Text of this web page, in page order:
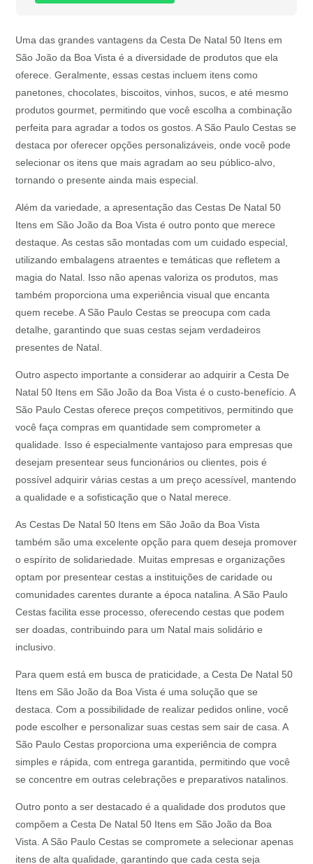
Uma das grandes vantagens da Cesta De Natal 50 Itens em
São João da Boa Vista é a diversidade de produtos que ela
oferece. Geralmente, essas cestas incluem itens como
panetones, chocolates, biscoitos, vinhos, sucos, e até mesmo
produtos gourmet, permitindo que você escolha a combinação
perfeita para agradar a todos os gostos. A São Paulo Cestas se
destaca por oferecer opções personalizáveis, onde você pode
selecionar os itens que mais agradam ao seu público-alvo,
tornando o presente ainda mais especial.
Além da variedade, a apresentação das Cestas De Natal 50
Itens em São João da Boa Vista é outro ponto que merece
destaque. As cestas são montadas com um cuidado especial,
utilizando embalagens atraentes e temáticas que refletem a
magia do Natal. Isso não apenas valoriza os produtos, mas
também proporciona uma experiência visual que encanta
quem recebe. A São Paulo Cestas se preocupa com cada
detalhe, garantindo que suas cestas sejam verdadeiros
presentes de Natal.
Outro aspecto importante a considerar ao adquirir a Cesta De
Natal 50 Itens em São João da Boa Vista é o custo-benefício. A
São Paulo Cestas oferece preços competitivos, permitindo que
você faça compras em quantidade sem comprometer a
qualidade. Isso é especialmente vantajoso para empresas que
desejam presentear seus funcionários ou clientes, pois é
possível adquirir várias cestas a um preço acessível, mantendo
a qualidade e a sofisticação que o Natal merece.
As Cestas De Natal 50 Itens em São João da Boa Vista
também são uma excelente opção para quem deseja promover
o espírito de solidariedade. Muitas empresas e organizações
optam por presentear cestas a instituições de caridade ou
comunidades carentes durante a época natalina. A São Paulo
Cestas facilita esse processo, oferecendo cestas que podem
ser doadas, contribuindo para um Natal mais solidário e
inclusivo.
Para quem está em busca de praticidade, a Cesta De Natal 50
Itens em São João da Boa Vista é uma solução que se
destaca. Com a possibilidade de realizar pedidos online, você
pode escolher e personalizar suas cestas sem sair de casa. A
São Paulo Cestas proporciona uma experiência de compra
simples e rápida, com entrega garantida, permitindo que você
se concentre em outras celebrações e preparativos natalinos.
Outro ponto a ser destacado é a qualidade dos produtos que
compõem a Cesta De Natal 50 Itens em São João da Boa
Vista. A São Paulo Cestas se compromete a selecionar apenas
itens de alta qualidade, garantindo que cada cesta seja